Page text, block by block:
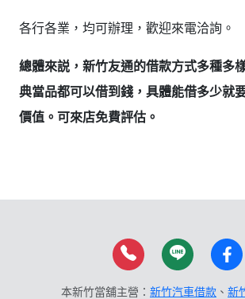
各行各業，均可辦理，歡迎來電洽詢。
總體來説，新竹友通的借款方式多種多
典當品都可以借到錢，具體能借多少就
價值。可來店免費評估。
本新竹當舖主營： 新竹汽車借款 、 新